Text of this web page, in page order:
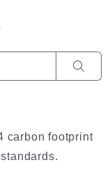
de
carbon footprint